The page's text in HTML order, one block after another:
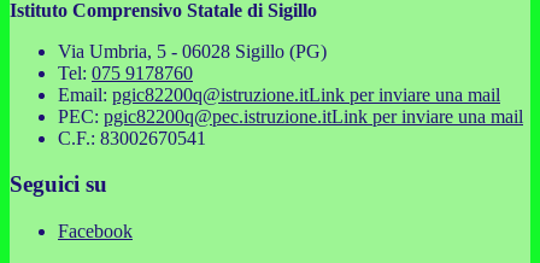
Istituto Comprensivo Statale di Sigillo
Via Umbria, 5 - 06028 Sigillo (PG)
Tel: 075 9178760
Email: pgic82200q@istruzione.itLink per inviare una mail
PEC: pgic82200q@pec.istruzione.itLink per inviare una mail
C.F.: 83002670541
Seguici su
Facebook